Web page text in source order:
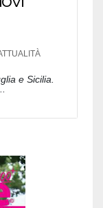
e Sicilia.